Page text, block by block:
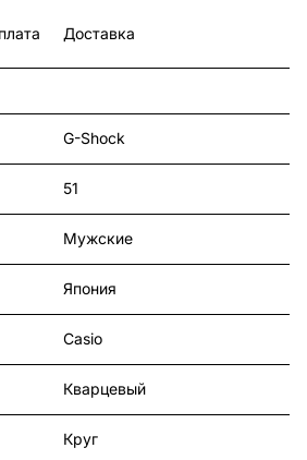
Доставка
G-Shock
51
Мужские
Япония
Casio
Кварцевый
Круг